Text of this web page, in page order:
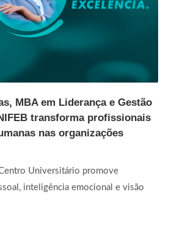
MBA em Liderança e Gestão
transforma profissionais
nas organizações
Universitário promove
inteligência emocional e visão